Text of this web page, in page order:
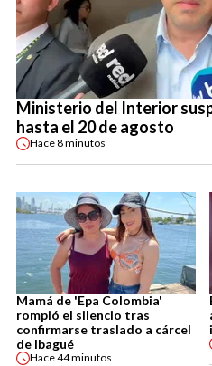
Ministerio del Interior
hasta el 20 de agosto
Hace8 minutos
Mamá de 'Epa Colombia'
rompió el silencio tras
confirmarse traslado a cárcel
de Ibagué
Hace44 minutos